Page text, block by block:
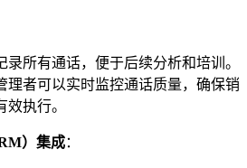
录所有通话，便于后续分析和培训。
理者可以实时监控通话质量，确保销
执行。
）集成：